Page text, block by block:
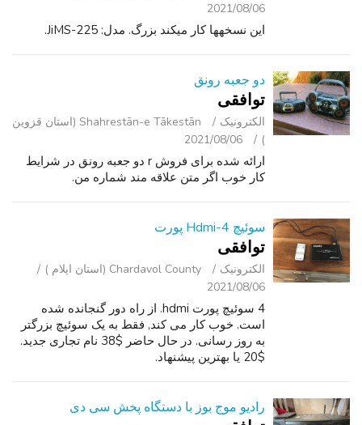
2021/08/06
این نسخهها کار میکند بزرگ. مدل: JiMS-225.
دو جعبه رونق
توافقی
الکترونیک
Shahrestān-e Tākestān (استان قزوین
)
2021/08/06
ارائه شده برای فروش r دو جعبه رونق در شرایط
کار خوب اگر متن علاقه مند شماره من.
سوئیچ Hdmi-4 پورت
توافقی
الکترونیک
Chardavol County (استان ایلام )
2021/08/06
4 سوئیچ پورت hdmi. از راه دور گنجانده شده
است. خوب کار می کند, فقط به یک سوئیچ بزرگتر
به روز رسانی. در حال حاضر $38 نام تجاری جدید.
$20 یا بهترین پیشنهاد.
رادیو موج بوز با دستگاه پخش سی دی